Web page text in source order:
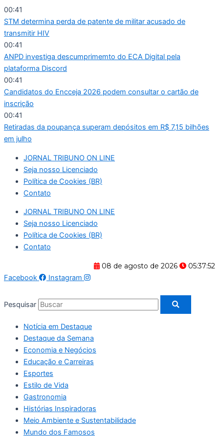
Ir
para
o
conteúdo
00:41
STM determina perda de patente de militar acusado de
transmitir HIV
00:41
ANPD investiga descumprimemto do ECA Digital pela
plataforma Discord
00:41
Candidatos do Encceja 2026 podem consultar o cartão de
inscrição
00:41
Retiradas da poupança superam depósitos em R$ 7,15 bilhões
em julho
JORNAL TRIBUNO ON LINE
Seja nosso Licenciado
Política de Cookies (BR)
Contato
JORNAL TRIBUNO ON LINE
Seja nosso Licenciado
Política de Cookies (BR)
Contato
08 de agosto de 2026
05:37:53
Facebook
Instagram
Pesquisar
Notícia em Destaque
Destaque da Semana
Economia e Negócios
Educação e Carreiras
Esportes
Estilo de Vida
Gastronomia
Histórias Inspiradoras
Meio Ambiente e Sustentabilidade
Mundo dos Famosos